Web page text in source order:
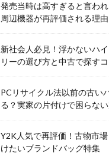
発売当時は高すぎると言わ
周辺機器が再評価される理由
新社会人必見！浮かないハ
リーの選び方と中古で探す
PCリサイクル法以前の古い
る？実家の片付けで困らな
Y2K人気で再評価！古物市
けたいブランドバッグ特集